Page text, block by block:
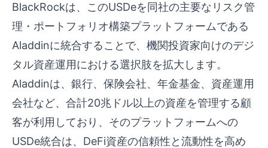
BlackRockは、このUSDeを同社の主要なリスク管
理・ポートフォリオ構築プラットフォームである
Aladdinに統合することで、機関投資家向けのデジ
タル資産運用における選択肢を拡大します。
Aladdinは、銀行、保険会社、年金基金、資産運用
会社など、合計20兆ドル以上の資産を管理する顧
客が利用しており、そのプラットフォームへの
USDe統合は、DeFi資産の信頼性と流動性を高め